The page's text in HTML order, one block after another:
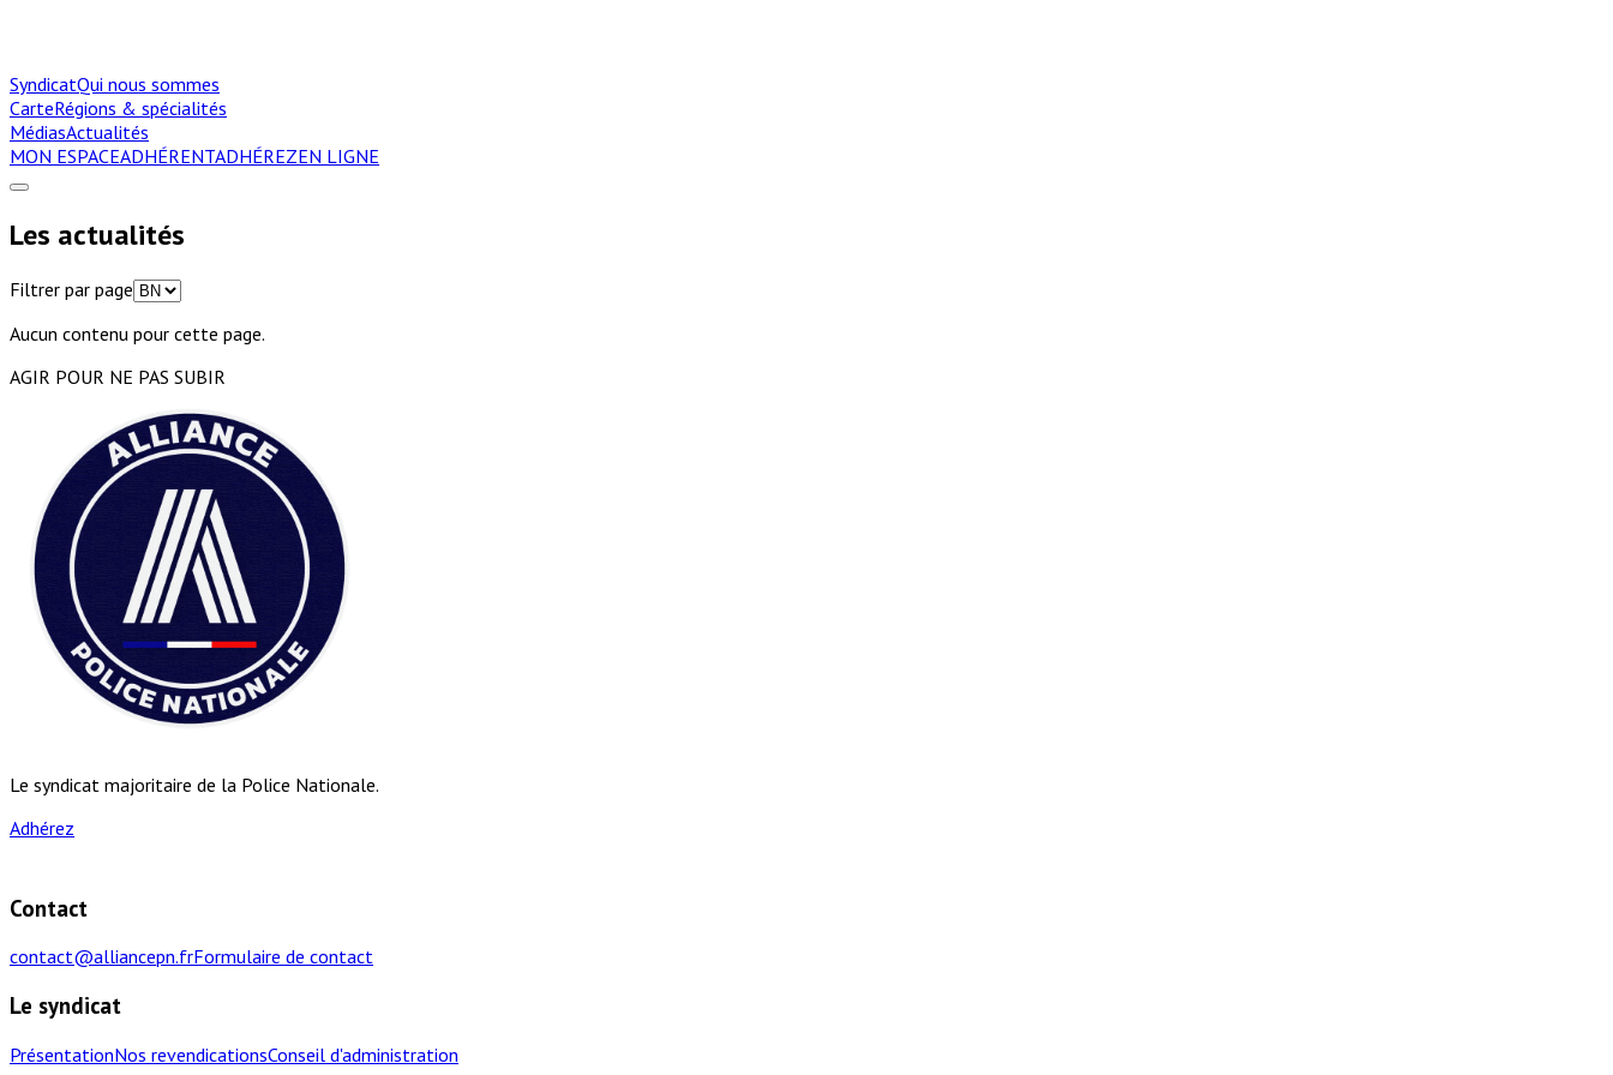
SyndicatQui nous sommes
CarteRégions & spécialités
MédiasActualités
MON ESPACEADHÉRENTADHÉREZEN LIGNE
Les actualités
Filtrer par page
Aucun contenu pour cette page.
AGIR POUR NE PAS SUBIR
Le syndicat majoritaire de la Police Nationale.
Adhérez
Contact
contact@alliancepn.frFormulaire de contact
Le syndicat
PrésentationNos revendicationsConseil d'administration